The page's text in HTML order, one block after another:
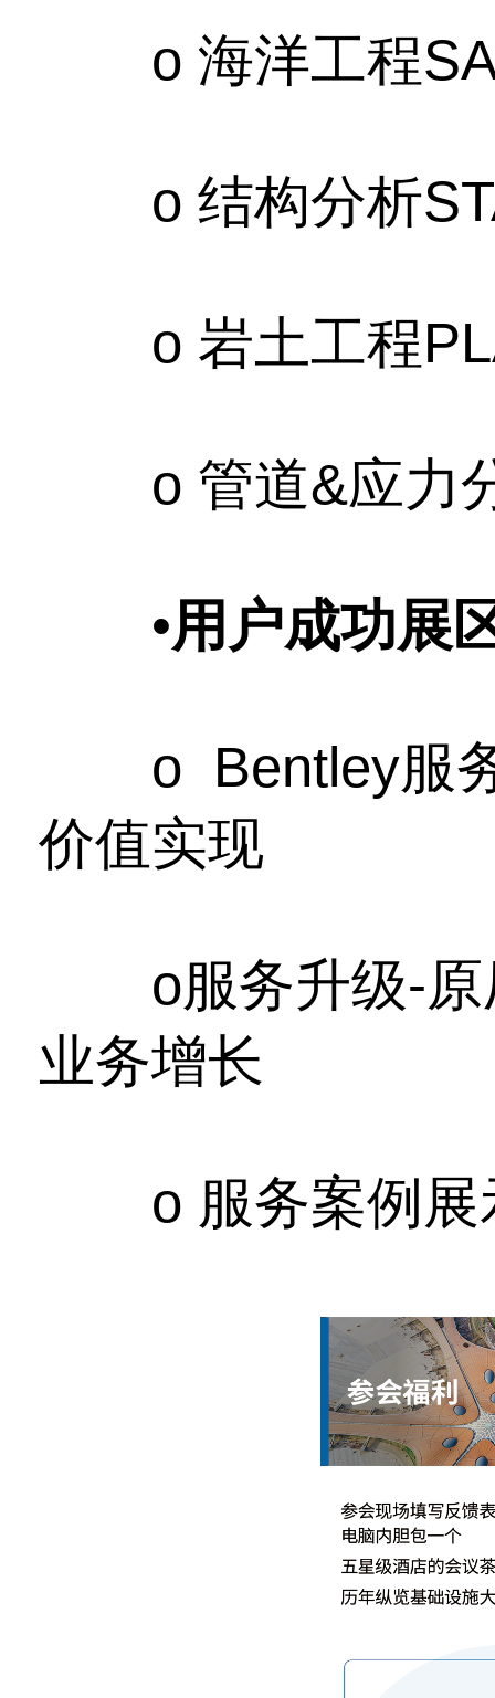
o 海洋工程
o 结构分析
o 岩土工程
o 管道&应力
•用户成功展
o Bentley服务
价值实现
o服务升级-原
业务增长
o 服务案例展